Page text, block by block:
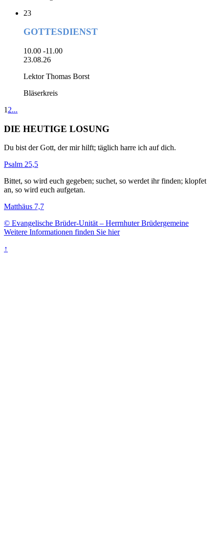
23
GOTTESDIENST
10.00 -11.00
23.08.26
Lektor Thomas Borst
Bläserkreis
1 2...
DIE HEUTIGE LOSUNG
Du bist der Gott, der mir hilft; täglich harre ich auf dich.
Psalm 25,5
Bittet, so wird euch gegeben; suchet, so werdet ihr finden; klopfet
an, so wird euch aufgetan.
Matthäus 7,7
© Evangelische Brüder-Unität – Herrnhuter Brüdergemeine
Weitere Informationen finden Sie hier
↑